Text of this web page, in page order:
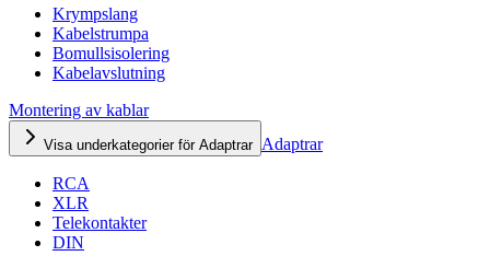
Krympslang
Kabelstrumpa
Bomullsisolering
Kabelavslutning
Montering av kablar
Visa underkategorier för Adaptrar Adaptrar
RCA
XLR
Telekontakter
DIN